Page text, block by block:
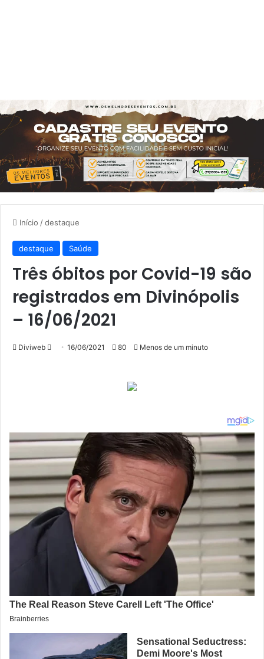
Início /destaque
destaque Saúde
Três óbitos por Covid-19 são
registrados em Divinópolis
– 16/06/2021
Diviweb
Mande16/06/2021 80 Menos de um minuto